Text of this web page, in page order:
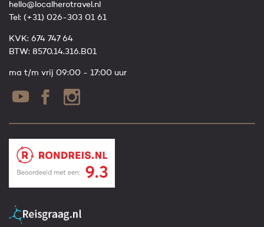
hello@localherotravel.nl
Tel: (+31) 026-303 01 61
KVK: 674 747 64
BTW: 8570.14.316.B01
ma t/m vrij 09:00 - 17:00 uur